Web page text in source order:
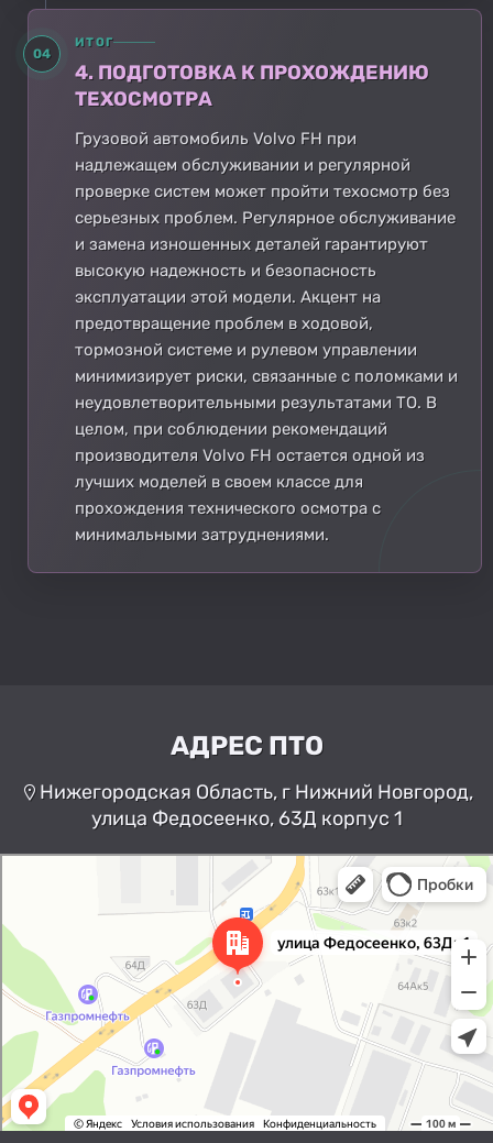
04
ИТОГ
4. ПОДГОТОВКА К ПРОХОЖДЕНИЮ
ТЕХОСМОТРА
Грузовой автомобиль Volvo FH при
надлежащем обслуживании и регулярной
проверке систем может пройти техосмотр без
серьезных проблем. Регулярное обслуживание
и замена изношенных деталей гарантируют
высокую надежность и безопасность
эксплуатации этой модели. Акцент на
предотвращение проблем в ходовой,
тормозной системе и рулевом управлении
минимизирует риски, связанные с поломками и
неудовлетворительными результатами ТО. В
целом, при соблюдении рекомендаций
производителя Volvo FH остается одной из
лучших моделей в своем классе для
прохождения технического осмотра с
минимальными затруднениями.
АДРЕС ПТО
Нижегородская Область, г Нижний Новгород,
улица Федосеенко, 63Д корпус 1
Нижний Новгород
Улица Федосеенко, 63Дк1 —
Яндекс Карты